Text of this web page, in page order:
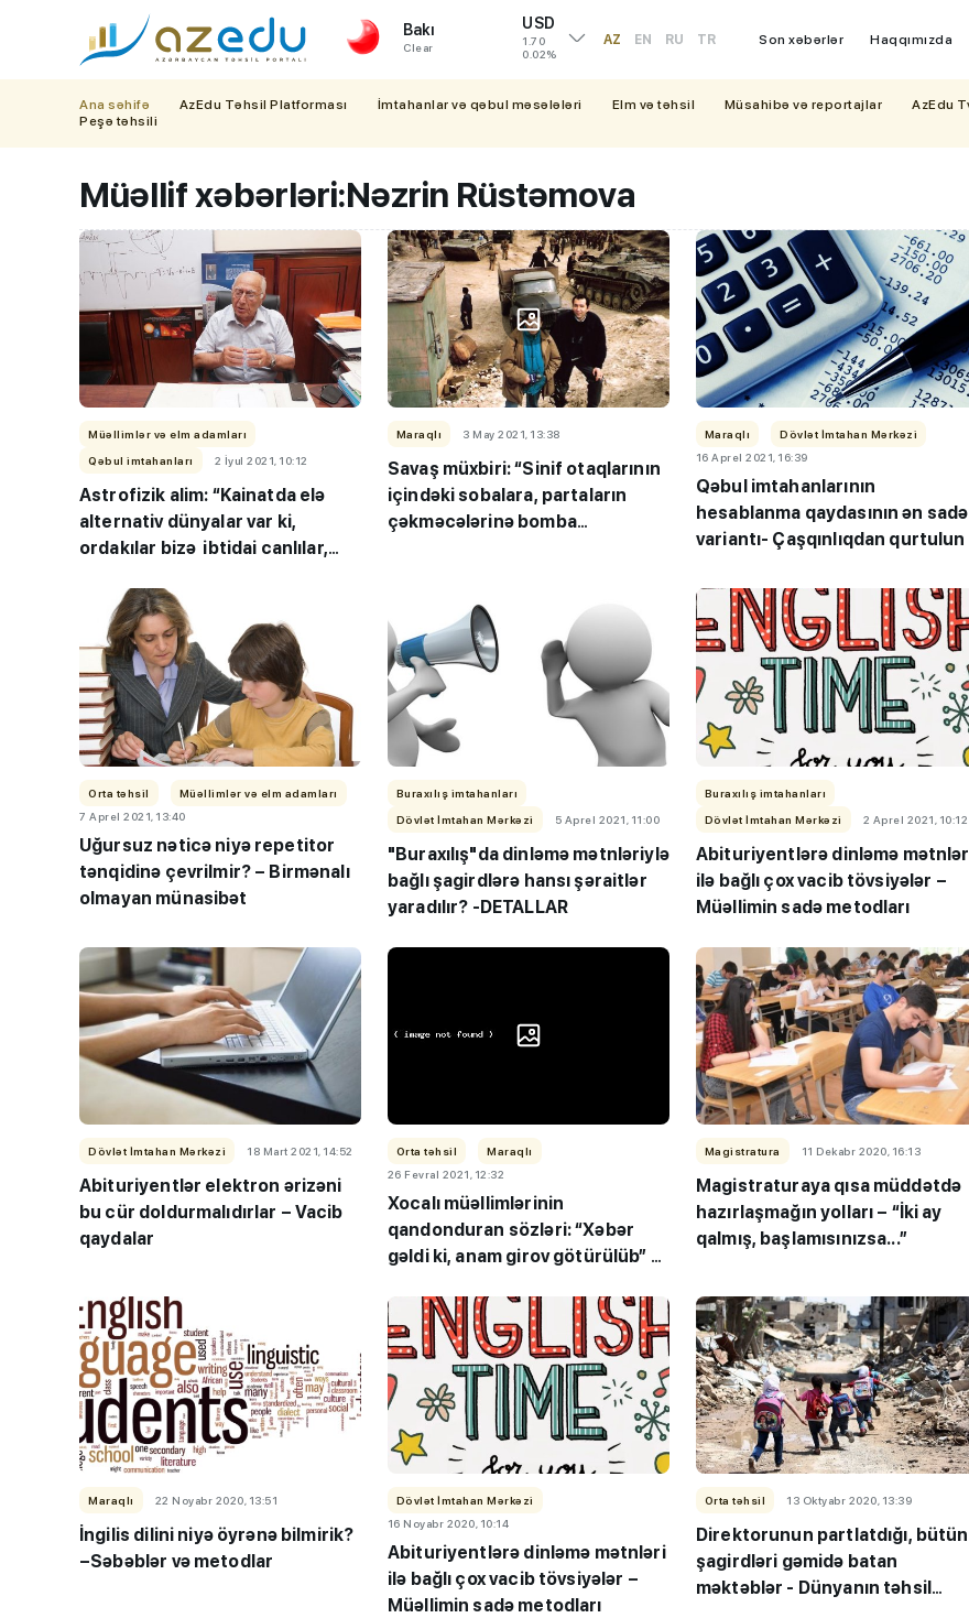
Bakı
Clear
USD
1.70
0.02%
AZ EN RU TR Son xəbərlər Haqqımızda
Ana səhifə AzEdu Təhsil Platforması İmtahanlar və qəbul məsələləri Elm və təhsil Müsahibə və reportajlar AzEdu
Peşə təhsili
Müəllif xəbərləri:Nəzrin Rüstəmova
Müəllimlər və elm adamları
Qəbul imtahanları
2 İyul 2021, 10:12
Astrofizik alim: “Kainatda elə
alternativ dünyalar var ki,
ordakılar bizə ibtidai canlılar,
MÜSAHİBƏ
Maraqlı 3 May 2021, 13:38
Savaş müxbiri: “Sinif otaqlarının
içindəki sobalara, partaların
çəkməcələrinə bomba
Maraqlı
Dövlət İmtahan Mərkəzi
16 Aprel 2021, 16:39
Qəbul imtahanlarının
hesablanma qaydasının ən sadə
variantı- Çaşqınlıqdan qurtulun
Orta təhsil
Müəllimlər və elm adamları
7 Aprel 2021, 13:40
Uğursuz nəticə niyə repetitor
tənqidinə çevrilmir? – Birmənalı
olmayan münasibət
Buraxılış imtahanları
Dövlət İmtahan Mərkəzi
5 Aprel 2021, 11:00
"Buraxılış"da dinləmə mətnləriylə
bağlı şagirdlərə hansı şəraitlər
yaradılır? -DETALLAR
Buraxılış imtahanları
Dövlət İmtahan Mərkəzi
2 Aprel 2021, 10:12
Abituriyentlərə dinləmə
ilə bağlı çox vacib tövsiyələr –
Müəllimin sadə metodları
Dövlət İmtahan Mərkəzi 18 Mart 2021, 14:52
Abituriyentlər elektron ərizəni
bu cür doldurmalıdırlar – Vacib
qaydalar
Orta təhsil
Maraqlı
26 Fevral 2021, 12:32
Xocalı müəllimlərinin
qandonduran sözləri: “Xəbər
gəldi ki, anam girov götürülüb” -
Magistratura 11 Dekabr 2020, 16:13
Magistraturaya qısa müddətdə
hazırlaşmağın yolları – “İki ay
qalmış, başlamısınızsa...”
Maraqlı 22 Noyabr 2020, 13:51
İngilis dilini niyə öyrənə bilmirik?
–Səbəblər və metodlar
Dövlət İmtahan Mərkəzi
16 Noyabr 2020, 10:14
Abituriyentlərə dinləmə mətnləri
ilə bağlı çox vacib tövsiyələr –
Müəllimin sadə metodları
Orta təhsil 13 Oktyabr 2020, 13:39
Direktorunun partlatdığı, bütün
şagirdləri gəmidə batan
məktəblər - Dünyanın təhsil